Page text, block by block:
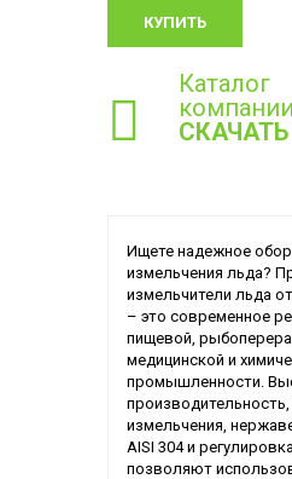
КУПИТЬ
Каталог
компании
СКАЧАТЬ
Ищете надежное
измельчения льда?
измельчители льда
– это современное
пищевой,
медицинской и
промышленности.
измельчения,
AISI 304 и
позволяют